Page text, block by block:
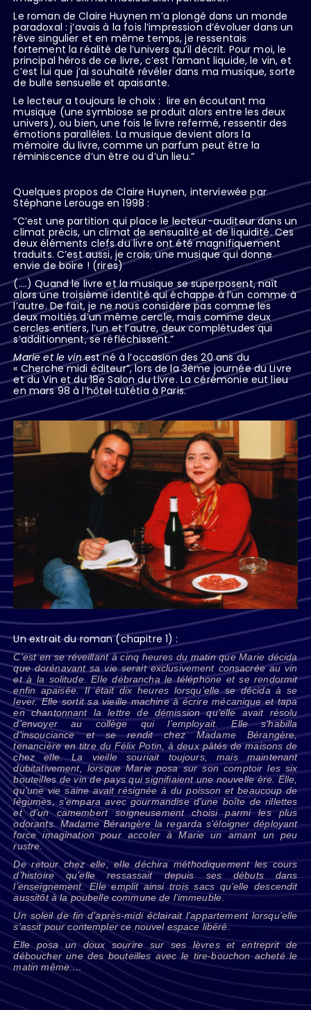
Le roman de Claire Huynen m’a plongé dans un monde
paradoxal : j’avais à la fois l’impression d’évoluer dans un
rêve singulier et en même temps, je ressentais
fortement la réalité de l’univers qu’il décrit. Pour moi, le
principal héros de ce livre, c’est l’amant liquide, le vin, et
c’est lui que j’ai souhaité révéler dans ma musique, sorte
de bulle sensuelle et apaisante.
Le lecteur a toujours le choix : lire en écoutant ma
musique (une symbiose se produit alors entre les deux
univers), ou bien, une fois le livre refermé, ressentir des
émotions parallèles. La musique devient alors la
mémoire du livre, comme un parfum peut être la
réminiscence d’un être ou d’un lieu.”
Quelques propos de Claire Huynen, interviewée par
Stéphane Lerouge en 1998 :
“C’est une partition qui place le lecteur-auditeur dans un
climat précis, un climat de sensualité et de liquidité. Ces
deux éléments clefs du livre ont été magnifiquement
traduits. C’est aussi, je crois, une musique qui donne
envie de boire ! (rires)
(.…) Quand le livre et la musique se superposent, naît
alors une troisième identité qui échappe à l’un comme à
l’autre. De fait, je ne nous considère pas comme les
deux moitiés d’un même cercle, mais comme deux
cercles entiers, l’un et l’autre, deux complétudes qui
s’additionnent, se réfléchissent.”
Marie et le vinest né à l’occasion des 20 ans du
« Cherche midi éditeur”, lors de la 3ème journée du Livre
et du Vin et du 18e Salon du Livre. La cérémonie eut lieu
en mars 98 à l’hôtel Lutétia à Paris.
Un extrait du roman (chapitre 1) :
C’est en se réveillant à cinq heures du matin que Marie décida
que dorénavant sa vie serait exclusivement consacrée au vin
et à la solitude. Elle débrancha le téléphone et se rendormit
enfin apaisée. Il était dix heures lorsqu’elle se décida à se
lever. Elle sortit sa vieille machine à écrire mécanique et tapa
en chantonnant la lettre de démission qu’elle avait résolu
d’envoyer au collège qui l’employait. Elle s’habilla
d’insouciance et se rendit chez Madame Bérangère,
tenancière en titre du Félix Potin, à deux pâtés de maisons de
chez elle. La vieille souriait toujours, mais maintenant
dubitativement, lorsque Marie posa sur son comptoir les six
bouteilles de vin de pays qui signifiaient une nouvelle ère. Elle,
qu’une vie saine avait résignée à du poisson et beaucoup de
légumes, s’empara avec gourmandise d’une boîte de rillettes
et d’un camembert soigneusement choisi parmi les plus
odorants. Madame Bérangère la regarda s’éloigner déployant
force imagination pour accoler à Marie un amant un peu
rustre.
De retour chez elle, elle déchira méthodiquement les cours
d’histoire qu’elle ressassait depuis ses débuts dans
l’enseignement. Elle emplit ainsi trois sacs qu’elle descendit
aussitôt à la poubelle commune de l’immeuble.
Un soleil de fin d’après-midi éclairait l’appartement lorsqu’elle
s’assit pour contempler ce nouvel espace libéré.
Elle posa un doux sourire sur ses lèvres et entreprit de
déboucher une des bouteilles avec le tire-bouchon acheté le
matin même.…